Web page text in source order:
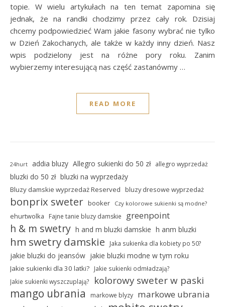
topie. W wielu artykułach na ten temat zapomina się
jednak, że na randki chodzimy przez cały rok. Dzisiaj
chcemy podpowiedzieć Wam jakie fasony wybrać nie tylko
w Dzień Zakochanych, ale także w każdy inny dzień. Nasz
wpis podzielony jest na różne pory roku. Zanim
wybierzemy interesującą nas część zastanówmy …
READ MORE
24hurt addia bluzy Allegro sukienki do 50 zł allegro wyprzedaż
bluzki do 50 zł bluzki na wyprzedaży
Bluzy damskie wyprzedaż Reserved bluzy dresowe wyprzedaż
bonprix sweter booker Czy kolorowe sukienki są modne?
ehurtwolka Fajne tanie bluzy damskie greenpoint
h & m swetry h and m bluzki damskie h anm bluzki
hm swetry damskie Jaka sukienka dla kobiety po 50?
jakie bluzki do jeansów jakie bluzki modne w tym roku
Jakie sukienki dla 30 latki?
Jakie sukienki odmładzają?
Jakie sukienki wyszczuplają?
kolorowy sweter w paski
mango ubrania markowe blyzy markowe ubrania